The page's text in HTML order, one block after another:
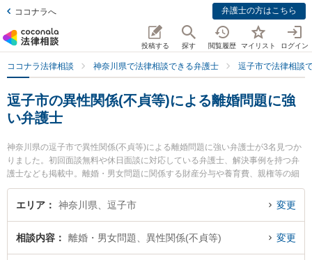
ココナラへ 弁護士の方はこちら
投稿する 探す 閲覧履歴 マイリスト ログイン
ココナラ法律相談 神奈川県で法律相談できる弁護士 逗子市で法律相談
逗子市の異性関係(不貞等)による離婚問題に強
い弁護士
神奈川県の逗子市で異性関係(不貞等)による離婚問題に強い弁護士が3名見つか
りました。初回面談無料や休日面談に対応している弁護士、解決事例を持つ弁
護士なども掲載中。離婚・男女問題に関係する財産分与や養育費、親権等の細
かな分野での絞り込み検索もでき便利です。特に湘南よこすか法律事務所 逗子
事務所の川尻 新弁護士や逗子法律事務所の手島 万里弁護士、逗子・葉山法律事
のトラブルを今すぐに弁護士に相談したい』『異性関係(不貞等)による離婚問題
のトラブル解決の実績豊富な近くの弁護士を検索したい』『初回相談無料で異
エリア 神奈川県、逗子市 変更
相談内容 離婚・男女問題、異性関係(不貞等) 変更